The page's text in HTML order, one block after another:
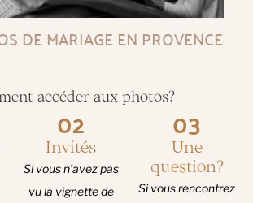
DE MARIAGE EN PROVENCE
accéder aux photos?
02
Invités
Si vous n’avez pas
vu la vignette de
03
Une
question?
Si vous rencontrez